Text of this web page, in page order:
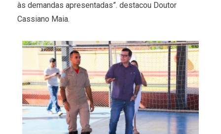
às demandas apresentadas”. destacou Doutor
Cassiano Maia.